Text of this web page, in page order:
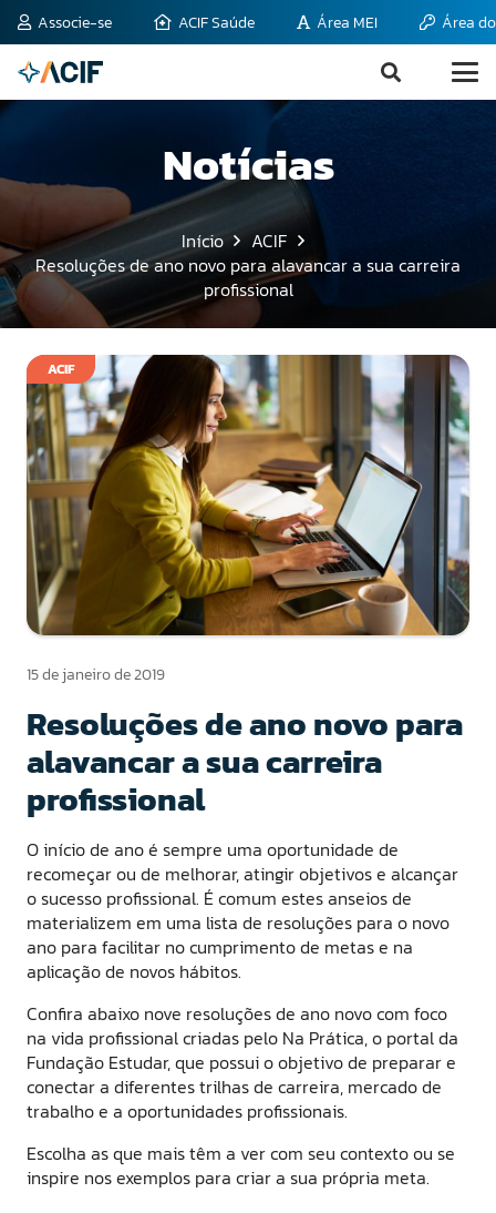
Associe-se ACIF Saúde Área MEI Área
Notícias
Início
ACIF
Resoluções de ano novo para alavancar a sua carreira
profissional
ACIF
15 de janeiro de 2019
Resoluções de ano novo para
alavancar a sua carreira
profissional
O início de ano é sempre uma oportunidade de
recomeçar ou de melhorar, atingir objetivos e alcançar
o sucesso profissional. É comum estes anseios de
materializem em uma lista de resoluções para o novo
ano para facilitar no cumprimento de metas e na
aplicação de novos hábitos.
Confira abaixo nove resoluções de ano novo com foco
na vida profissional criadas pelo Na Prática, o portal da
Fundação Estudar, que possui o objetivo de preparar e
conectar a diferentes trilhas de carreira, mercado de
trabalho e a oportunidades profissionais.
Escolha as que mais têm a ver com seu contexto ou se
inspire nos exemplos para criar a sua própria meta.